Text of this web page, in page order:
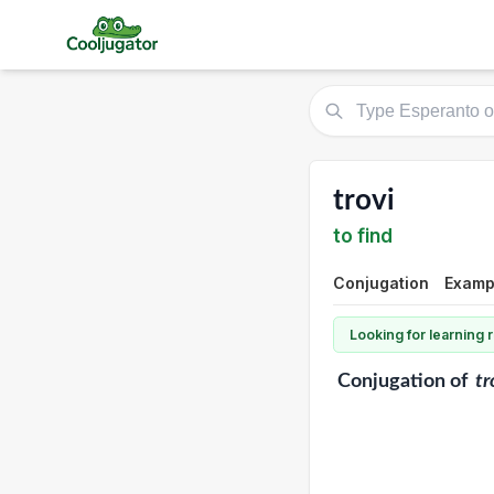
trovi
to find
Conjugation
Looking for learning
Conjugationof